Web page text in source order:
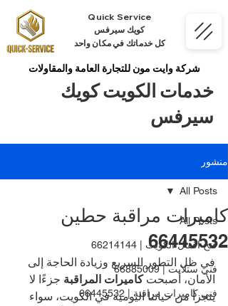
Quick Service
كويك سيرفس
كل خدماتك في مكان واحد
شركة وايت مون للتجارة العامة والمقاولات
خدمات الكويت كويك
سيرفس
منشور
All Posts
فتح اقفال الكويت | 66214144
فني ستلايت | 66885009
فني كاميرات مراقبة | 66445532
All Posts
كاميرات مراقبة حطين
66445532
في ظل التطور السريع وزيادة الحاجة إلى
الأمان، أصبحت كاميرات المراقبة جزءًا لا
يتجزأ من حياتنا اليومية في الكويت، سواء